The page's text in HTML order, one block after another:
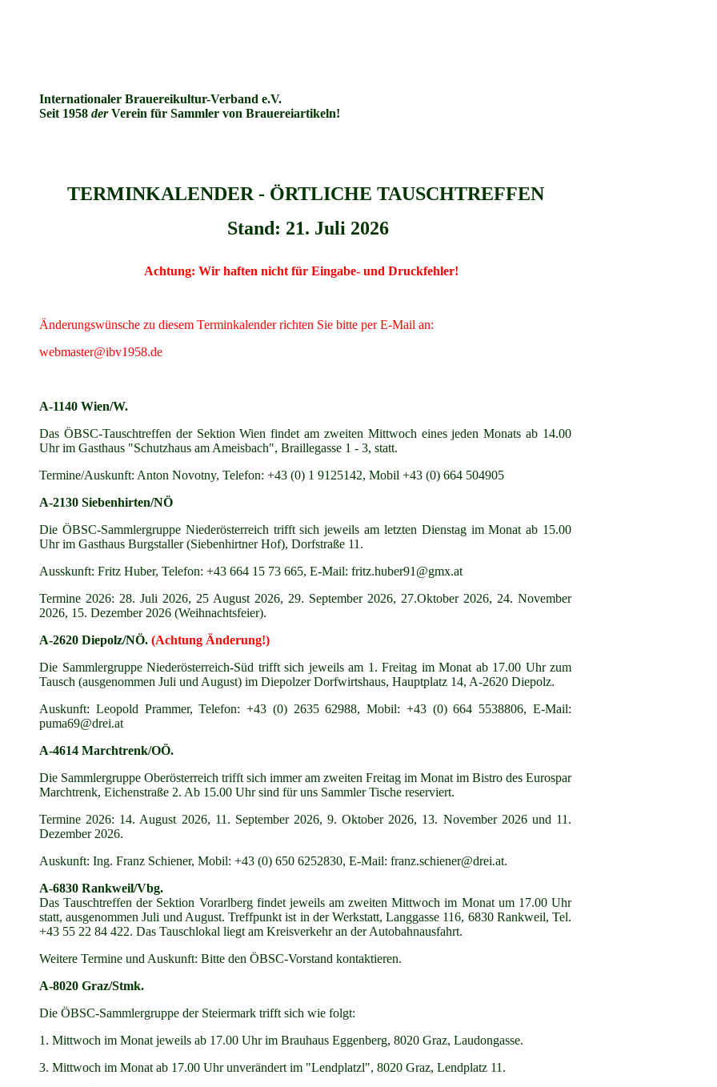
Internationaler Brauereikultur-Verband e.V.
Seit 1958 derVerein für Sammler von Brauereiartikeln!
TERMINKALENDER - ÖRTLICHE TAUSCHTREFFEN
Stand: 21. Juli 2026
Achtung: Wir haften nicht für Eingabe- und Druckfehler!
Änderungswünsche zu diesem Terminkalender richten Sie bitte per E-Mail an:
webmaster@ibv1958.de
A-1140 Wien/W.
Das ÖBSC-Tauschtreffen der Sektion Wien findet am zweiten Mittwoch eines jeden Monats ab 14.00
Uhr im Gasthaus "Schutzhaus am Ameisbach", Braillegasse 1 - 3, statt.
Termine/Auskunft: Anton Novotny, Telefon: +43 (0) 1 9125142, Mobil +43 (0) 664 504905
A-2130 Siebenhirten/NÖ
Die ÖBSC-Sammlergruppe Niederösterreich trifft sich jeweils am letzten Dienstag im Monat ab 15.00
Uhr im Gasthaus Burgstaller (Siebenhirtner Hof), Dorfstraße 11.
Ausskunft: Fritz Huber, Telefon: +43 664 15 73 665, E-Mail: fritz.huber91@gmx.at
Termine 2026: 28. Juli 2026, 25 August 2026, 29. September 2026, 27.Oktober 2026, 24. November
2026, 15. Dezember 2026 (Weihnachtsfeier).
A-2620 Diepolz/NÖ. (Achtung Änderung!)
Die Sammlergruppe Niederösterreich-Süd trifft sich jeweils am 1. Freitag im Monat ab 17.00 Uhr zum
Tausch (ausgenommen Juli und August) im Diepolzer Dorfwirtshaus, Hauptplatz 14, A-2620 Diepolz.
Auskunft: Leopold Prammer, Telefon: +43 (0) 2635 62988, Mobil: +43 (0) 664 5538806, E-Mail:
puma69@drei.at
A-4614 Marchtrenk/OÖ.
Die Sammlergruppe Oberösterreich trifft sich immer am zweiten Freitag im Monat im Bistro des Eurospar
Marchtrenk, Eichenstraße 2. Ab 15.00 Uhr sind für uns Sammler Tische reserviert.
Termine 2026: 14. August 2026, 11. September 2026, 9. Oktober 2026, 13. November 2026 und 11.
Dezember 2026.
Auskunft: Ing. Franz Schiener, Mobil: +43 (0) 650 6252830, E-Mail: franz.schiener@drei.at.
A-6830 Rankweil/Vbg.
Das Tauschtreffen der Sektion Vorarlberg findet jeweils am zweiten Mittwoch im Monat um 17.00 Uhr
statt, ausgenommen Juli und August. Treffpunkt ist in der Werkstatt, Langgasse 116, 6830 Rankweil, Tel.
+43 55 22 84 422. Das Tauschlokal liegt am Kreisverkehr an der Autobahnausfahrt.
Weitere Termine und Auskunft: Bitte den ÖBSC-Vorstand kontaktieren.
A-8020 Graz/Stmk.
Die ÖBSC-Sammlergruppe der Steiermark trifft sich wie folgt:
1. Mittwoch im Monat jeweils ab 17.00 Uhr im Brauhaus Eggenberg, 8020 Graz, Laudongasse.
3. Mittwoch im Monat ab 17.00 Uhr unverändert im "Lendplatzl", 8020 Graz, Lendplatz 11.